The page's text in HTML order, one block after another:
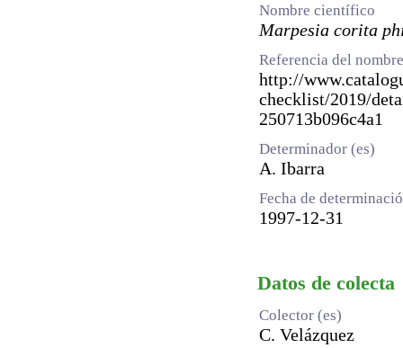
Nombre científico
Marpesia corita
Referencia del
http://
checklist/2019/
250713b096c4a1
Determinador (es)
A. Ibarra
Fecha de
1997-12-31
Datos de colecta
Colector (es)
C. Velázquez